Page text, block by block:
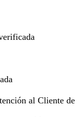
al Cliente de